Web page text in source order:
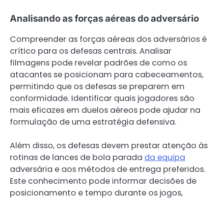
Analisando as forças aéreas do adversário
Compreender as forças aéreas dos adversários é
crítico para os defesas centrais. Analisar
filmagens pode revelar padrões de como os
atacantes se posicionam para cabeceamentos,
permitindo que os defesas se preparem em
conformidade. Identificar quais jogadores são
mais eficazes em duelos aéreos pode ajudar na
formulação de uma estratégia defensiva.
Além disso, os defesas devem prestar atenção às
rotinas de lances de bola parada da equipa
adversária e aos métodos de entrega preferidos.
Este conhecimento pode informar decisões de
posicionamento e tempo durante os jogos,